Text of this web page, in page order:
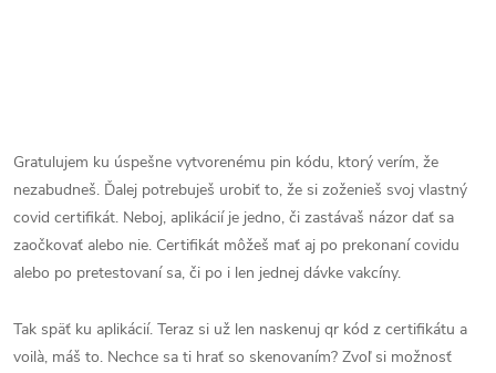
Gratulujem ku úspešne vytvorenému pin kódu, ktorý verím, že
nezabudneš. Ďalej potrebuješ urobiť to, že si zoženieš svoj vlastný
covid certifikát. Neboj, aplikácií je jedno, či zastávaš názor dať sa
zaočkovať alebo nie. Certifikát môžeš mať aj po prekonaní covidu
alebo po pretestovaní sa, či po i len jednej dávke vakcíny.
Tak späť ku aplikácií. Teraz si už len naskenuj qr kód z certifikátu a
voilà, máš to. Nechce sa ti hrať so skenovaním? Zvoľ si možnosť